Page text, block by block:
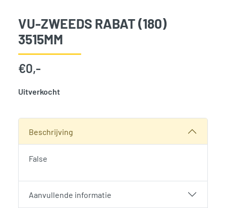
VU-ZWEEDS RABAT (180)
3515MM
€0,-
Uitverkocht
Beschrijving
False
Aanvullende informatie